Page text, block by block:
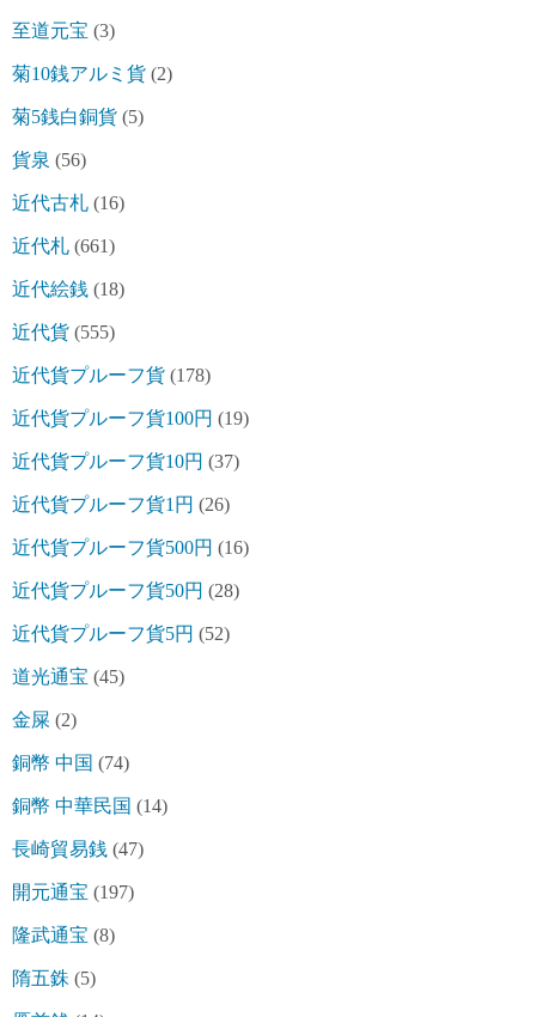
至道元宝 (3)
菊10銭アルミ貨 (2)
菊5銭白銅貨 (5)
貨泉 (56)
近代古札 (16)
近代札 (661)
近代絵銭 (18)
近代貨 (555)
近代貨プルーフ貨 (178)
近代貨プルーフ貨100円 (19)
近代貨プルーフ貨10円 (37)
近代貨プルーフ貨1円 (26)
近代貨プルーフ貨500円 (16)
近代貨プルーフ貨50円 (28)
近代貨プルーフ貨5円 (52)
道光通宝 (45)
金屎 (2)
銅幣 中国 (74)
銅幣 中華民国 (14)
長崎貿易銭 (47)
開元通宝 (197)
隆武通宝 (8)
隋五銖 (5)